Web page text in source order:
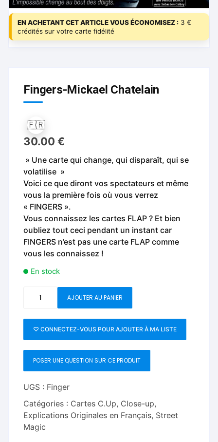
EN ACHETANT CET ARTICLE VOUS ÉCONOMISEZ : 3 €
crédités sur votre carte fidélité
Fingers-Mickael Chatelain
🇫🇷
30.00€
» Une carte qui change, qui disparaît, qui se
volatilise »
Voici ce que diront vos spectateurs et même
vous la première fois où vous verrez
« FINGERS ».
Vous connaissez les cartes FLAP ? Et bien
oubliez tout ceci pendant un instant car
FINGERS n’est pas une carte FLAP comme
vous les connaissez !
En stock
Mickael
Chatelain
AJOUTER AU PANIER
♡ CONNECTEZ-VOUS POUR AJOUTER À MA LISTE
POSER UNE QUESTION SUR CE PRODUIT
UGS : Finger
Catégories : Cartes C.Up, Close-up,
Explications Originales en Français, Street
Magic